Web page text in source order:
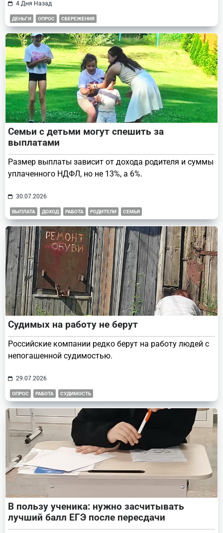
4 Дня Назад
ДЕНЬГИ ОПРОС СБЕРЕЖЕНИЯ
Семьи с детьми могут спешить за
выплатами
Размер выплаты зависит от дохода родителя и суммы
уплаченного НДФЛ, но не 13%, а 6%.
30.07.2026
ВЫПЛАТА ДОХОД РАБОТА РОДИТЕЛИ СЕМЬЯ
Судимых на работу не берут
Российские компании редко берут на работу людей с
непогашенной судимостью.
29.07.2026
ОПРОС РАБОТА СУДИМОСТЬ
В пользу ученика: нужно засчитывать
лучший балл ЕГЭ после пересдачи